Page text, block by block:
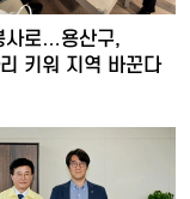
사로…용산구,
키워 지역 바꾼다